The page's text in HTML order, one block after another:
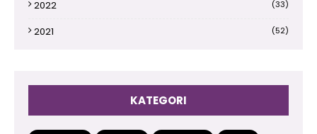
2022 (33)
2021 (52)
2019 (110)
KATEGORI